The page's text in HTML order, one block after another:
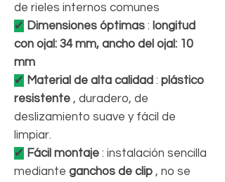
de rieles internos comunes
✔ Dimensiones óptimas : longitud
con ojal: 34 mm, ancho del ojal: 10
mm
✔ Material de alta calidad : plástico
resistente , duradero, de
deslizamiento suave y fácil de
limpiar.
✔ Fácil montaje : instalación sencilla
mediante ganchos de clip , no se